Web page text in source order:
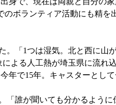
のボランティア活動にも精を
「1つは湿気。北と西に山
よる人工熱が埼玉県に流れ
で15年。キャスターとして
誰が聞いても分かるよう